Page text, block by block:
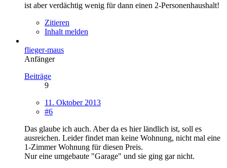
ist aber verdächtig wenig für dann einen 2-Personenhaushalt!
Zitieren
Inhalt melden
flieger-maus
Anfänger
Beiträge
9
11. Oktober 2013
#6
Das glaube ich auch. Aber da es hier ländlich ist, soll es
ausreichen. Leider findet man keine Wohnung, nicht mal eine
1-Zimmer Wohnung für diesen Preis.
Nur eine umgebaute "Garage" und sie ging gar nicht.